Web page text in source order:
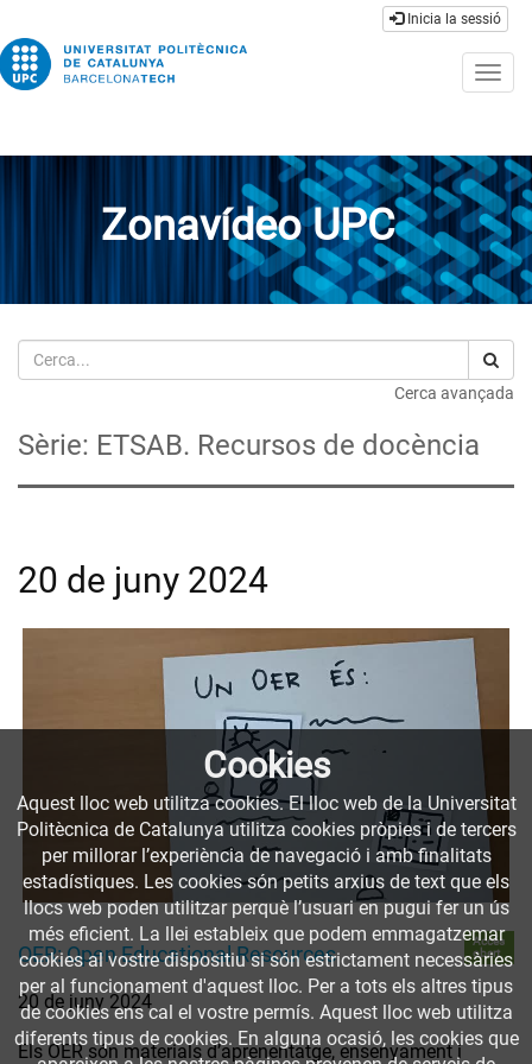
Inicia la sessió
Zonavídeo UPC
Cerca
Cerca avançada
Sèrie: ETSAB. Recursos de docència
20 de juny 2024
OER: Open Educational Resources
Accés
obert
20 de juny 2024
Els OER són materials d’aprenentatge, ensenyament i
Cookies
Aquest lloc web utilitza cookies. El lloc web de la Universitat
Politècnica de Catalunya utilitza cookies pròpies i de tercers
per millorar l’experiència de navegació i amb finalitats
estadístiques. Les cookies són petits arxius de text que els
llocs web poden utilitzar perquè l’usuari en pugui fer un ús
més eficient. La llei estableix que podem emmagatzemar
cookies al vostre dispositiu si són estrictament necessàries
per al funcionament d'aquest lloc. Per a tots els altres tipus
de cookies ens cal el vostre permís. Aquest lloc web utilitza
diferents tipus de cookies. En alguna ocasió, les cookies que